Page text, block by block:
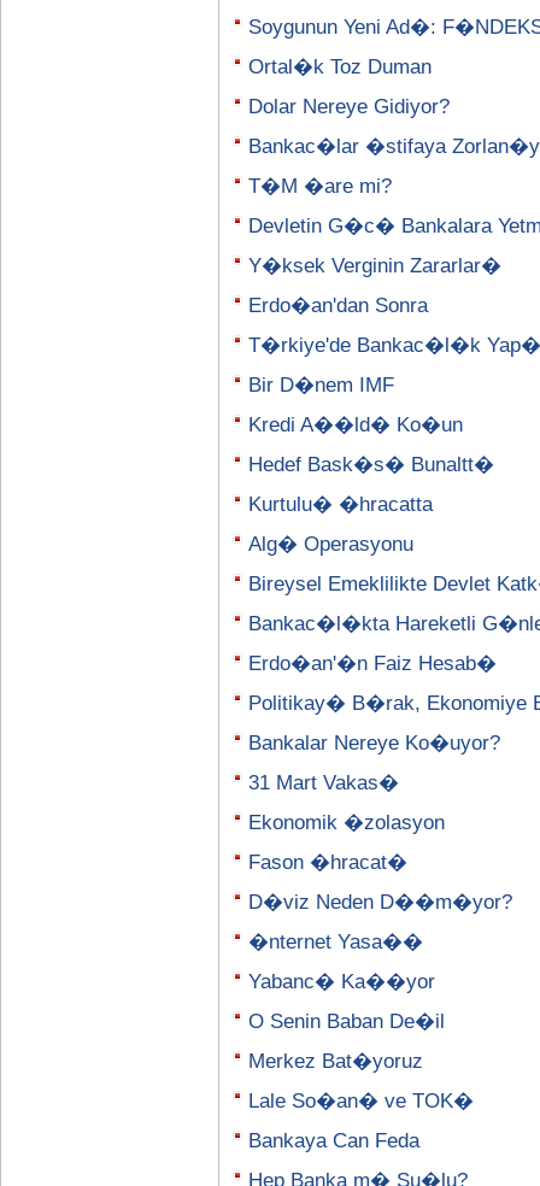
Soygunun Yeni Ad�:
Ortal�k Toz Duman
Dolar Nereye Gidiyor?
Bankac�lar �stifaya
T�M �are mi?
Devletin G�c� Bankalara
Y�ksek Verginin Zararlar�
Erdo�an'dan Sonra
T�rkiye'de Bankac�l�k
Bir D�nem IMF
Kredi A��ld� Ko�un
Hedef Bask�s� Bunaltt�
Kurtulu� �hracatta
Alg� Operasyonu
Bireysel Emeklilikte Devlet
Bankac�l�kta Hareketli
Erdo�an'�n Faiz Hesab�
Politikay� B�rak, Ekonomiye
Bankalar Nereye Ko�uyor?
31 Mart Vakas�
Ekonomik �zolasyon
Fason �hracat�
D�viz Neden D��m�yor?
�nternet Yasa��
Yabanc� Ka��yor
O Senin Baban De�il
Merkez Bat�yoruz
Lale So�an� ve TOK�
Bankaya Can Feda
Hep Banka m� Su�lu?